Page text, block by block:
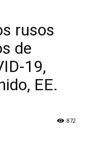
rusos
de
19,
EE.
872